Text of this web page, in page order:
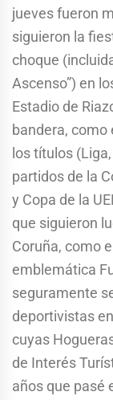
jueves fueron
siguieron la
choque
Ascenso”) en
Estadio de
bandera, como
los títulos
partidos de la
y Copa de la
que siguieron
Coruña, como
emblemática
seguramente
deportivistas
cuyas
de Interés
años que pasé